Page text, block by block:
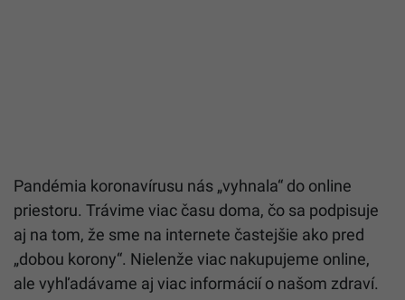
Pandémia koronavírusu nás „vyhnala“ do online
priestoru. Trávime viac času doma, čo sa podpisuje
aj na tom, že sme na internete častejšie ako pred
„dobou korony“. Nielenže viac nakupujeme online,
ale vyhľadávame aj viac informácií o našom zdraví.